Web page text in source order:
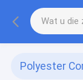
Polyester